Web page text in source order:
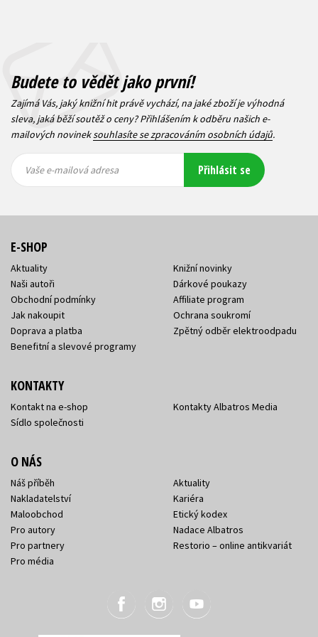
Budete to vědět jako první!
Zajímá Vás, jaký knižní hit právě vychází, na jaké zboží je výhodná
sleva, jaká běží soutěž o ceny? Přihlášením k odběru našich e-
mailových novineksouhlasíte se zpracováním osobních údajů.
mailová
mailová
Vaše e-mailová adresa Přihlásit se
E-SHOP
Aktuality
Naši autoři
Obchodní podmínky
Jak nakoupit
Doprava a platba
Benefitní a slevové programy
Knižní novinky
Dárkové poukazy
Affiliate program
Ochrana soukromí
Zpětný odběr elektroodpadu
KONTAKTY
Kontakt na e-shop
Sídlo společnosti
Kontakty Albatros Media
O NÁS
Náš příběh
Nakladatelství
Maloobchod
Pro autory
Pro partnery
Pro média
Aktuality
Kariéra
Etický kodex
Nadace Albatros
Restorio – online antikvariát